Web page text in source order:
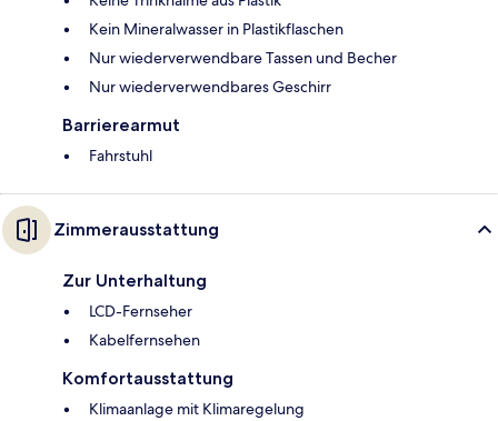
Kein Mineralwasser in Plastikflaschen
Nur wiederverwendbare Tassen und Becher
Nur wiederverwendbares Geschirr
Barrierearmut
Fahrstuhl
Zimmerausstattung
Zur Unterhaltung
LCD-Fernseher
Kabelfernsehen
Komfortausstattung
Klimaanlage mit Klimaregelung